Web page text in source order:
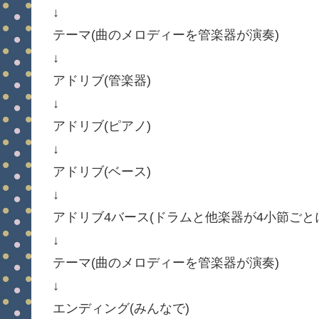
↓
テーマ(曲のメロディーを管楽器が演奏)
↓
アドリブ(管楽器)
↓
アドリブ(ピアノ)
↓
アドリブ(ベース)
↓
アドリブ4バース(ドラムと他楽器が4小節ご
↓
テーマ(曲のメロディーを管楽器が演奏)
↓
エンディング(みんなで)